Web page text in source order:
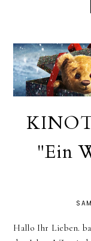
"Ein
Hallo Ihr Lieben.